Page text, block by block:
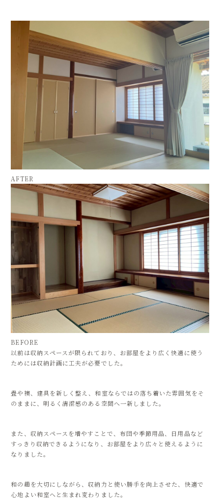
AFTER
BEFORE
以前は収納スペースが限られており、お部屋をより広く快適に使う
ためには収納計画に工夫が必要でした。
畳や襖、建具を新しく整え、和室ならではの落ち着いた雰囲気をそ
のままに、明るく清潔感のある空間へ一新しました。
また、収納スペースを増やすことで、布団や季節用品、日用品など
すっきり収納できるようになり、お部屋をより広々と使えるように
なりました。
和の趣を大切にしながら、収納力と使い勝手を向上させた、快適で
心地よい和室へと生まれ変わりました。